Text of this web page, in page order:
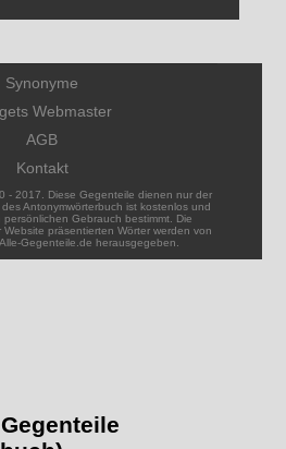
Synonyme
Webmaster
AGB
Kontakt
- 2017. Diese Gegenteile dienen nur der
Antonymwörterbuch ist kostenlos und
Gebrauch bestimmt. Die
präsentierten Wörter werden von
Gegenteile.de herausgegeben.